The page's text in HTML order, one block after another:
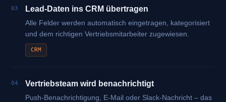
03 Lead-Daten ins CRM übertragen
Alle Felder werden automatisch eingetragen, kategorisiert
und dem richtigen Vertriebsmitarbeiter zugewiesen.
CRM
04 Vertriebsteam wird benachrichtigt
Push-Benachrichtigung, E-Mail oder Slack-Nachricht – das